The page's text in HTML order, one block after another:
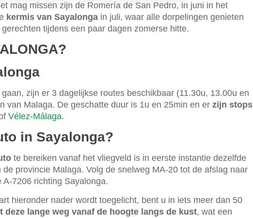
mag missen zijn de Romería de San Pedro, in juni in het
kermis van Sayalonga in juli, waar alle dorpelingen genieten
tijdens een paar dagen zomerse hitte.
zijn er 3 dagelijkse routes beschikbaar (11.30u, 13.00u en
van Malaga. De geschatte duur is 1u en 25min en er zijn stops
Vélez-Málaga.
in Sayalonga?
te bereiken vanaf het vliegveld is in eerste instantie dezelfde
provincie Malaga. Volg de snelweg MA-20 tot de afslag naar
7206 richting Sayalonga.
hieronder nader wordt toegelicht, bent u in iets meer dan 50
deze lange weg vanaf de hoogte langs de kust, wat een